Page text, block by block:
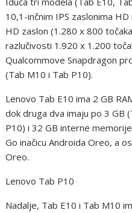
10,1-inčnim IPS zaslonima
HD zaslon (1.280 x 800
razlučivosti 1.920 x 1.200
Qualcommove Snapdragon
(Tab M10 i Tab P10).
Lenovo Tab E10 ima 2 GB
dok druga dva imaju po 3 GB
P10) i 32 GB interne
Go inačicu Androida Oreo, a
Oreo.
Lenovo Tab P10
Nadalje, Tab E10 i Tab M10